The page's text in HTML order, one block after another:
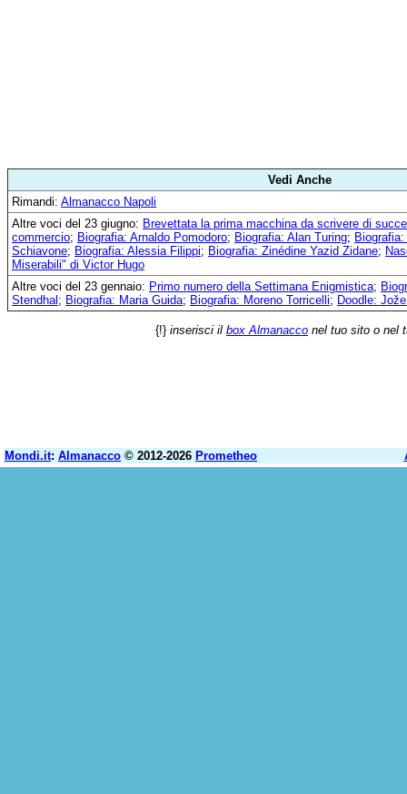
Vedi Anche
Rimandi: Almanacco Napoli
Altre voci del 23 giugno: Brevettata la prima macchina da scrivere di
commercio; Biografia: Arnaldo Pomodoro; Biografia: Alan Turing;
Schiavone; Biografia: Alessia Filippi; Biografia: Zinédine Yazid Zidane;
Miserabili" di Victor Hugo
Altre voci del 23 gennaio: Primo numero della Settimana Enigmistica;
Stendhal ; Biografia: Maria Guida; Biografia: Moreno Torricelli; Doodle:
{!} inserisci il box Almanacco nel tuo sito o nel
Mondi.it: Almanacco © 2012-2026 Prometheo